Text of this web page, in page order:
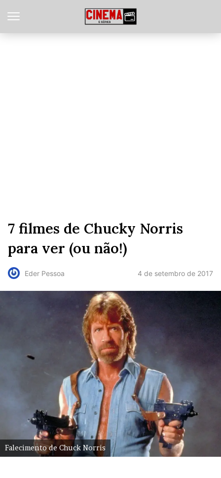
7 filmes de Chucky Norris
para ver (ou não!)
Eder Pessoa 4 de setembro de 2017
Falecimento de Chuck Norris